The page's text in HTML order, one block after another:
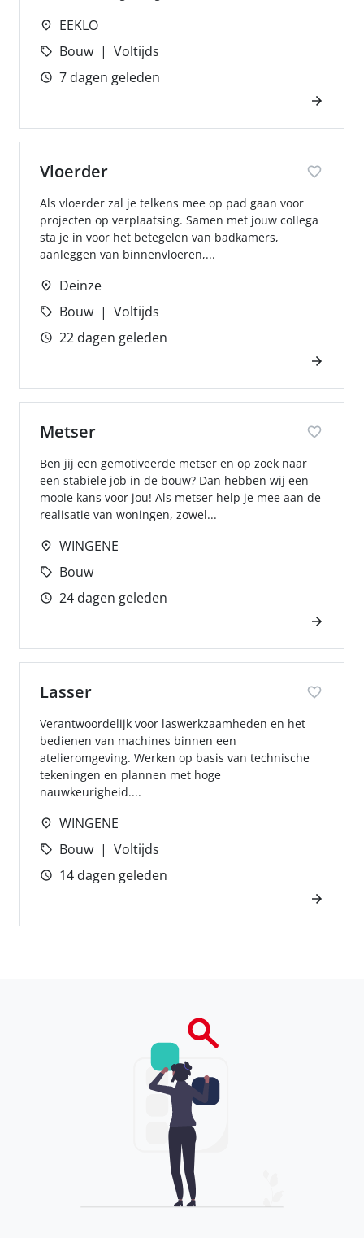
EEKLO
Bouw
Voltijds
7 dagen geleden
Vloerder
Als vloerder zal je telkens mee op pad gaan voor
projecten op verplaatsing. Samen met jouw collega
sta je in voor het betegelen van badkamers,
aanleggen van binnenvloeren,...
Deinze
Bouw
Voltijds
22 dagen geleden
Metser
Ben jij een gemotiveerde metser en op zoek naar
een stabiele job in de bouw? Dan hebben wij een
mooie kans voor jou! Als metser help je mee aan de
realisatie van woningen, zowel...
WINGENE
Bouw
24 dagen geleden
Lasser
Verantwoordelijk voor laswerkzaamheden en het
bedienen van machines binnen een
atelieromgeving. Werken op basis van technische
tekeningen en plannen met hoge
nauwkeurigheid....
WINGENE
Bouw
Voltijds
14 dagen geleden